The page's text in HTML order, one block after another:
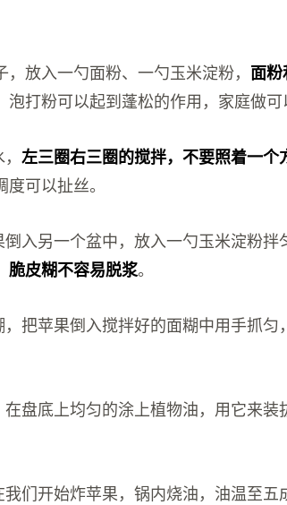
放入一勺面粉、一勺玉米淀粉， 面粉
泡打粉可以起到蓬松的作用，家庭做可
，左三圈右三圈的搅拌，不要照着一个
可以扯丝。
入另一个盆中，放入一勺玉米淀粉拌
脆皮糊不容易脱浆。
把苹果倒入搅拌好的面糊中用手抓匀
盘底上均匀的涂上植物油，用它来装
们开始炸苹果，锅内烧油，油温至五